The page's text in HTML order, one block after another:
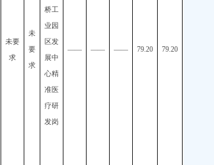
未要
求
未
要
求
桥工
业园
区发
展中
心精
准医
疗研
发岗
—— —— —— 79.20 79.20